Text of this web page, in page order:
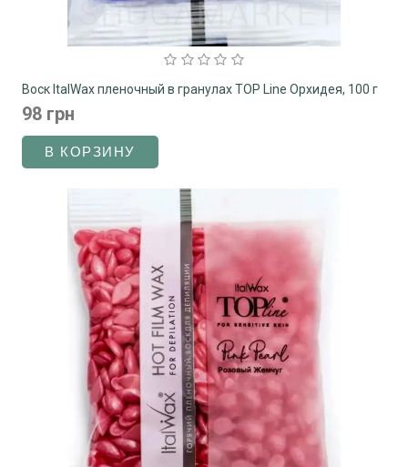
Воск ItalWax пленочный в гранулах TOP Line Орхидея, 100 г
98 грн